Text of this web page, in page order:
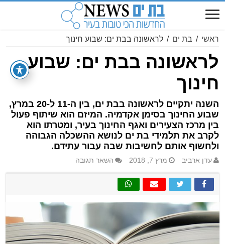
ראשי / בת ים / לראשונה בבת ים: שבוע חינוך
לראשונה בבת ים: שבוע
חינוך
השנה יתקיים לראשונה בבת ים, בין ה-11 ל-20 במרץ,
שבוע החינוך בסימן אקדמיה. המיזם הוא שיתוף פעול
בין מרכז הצעירים ואגף החינוך בעיר, ומטרתו הוא
לקרב את תלמידי בת ים לנושא ההשכלה הגבוהה
ולחשוף אותם לחשיבות שבה עבור עתידם.
עדן ארביב מרץ 7, 2018 השאר תגובה